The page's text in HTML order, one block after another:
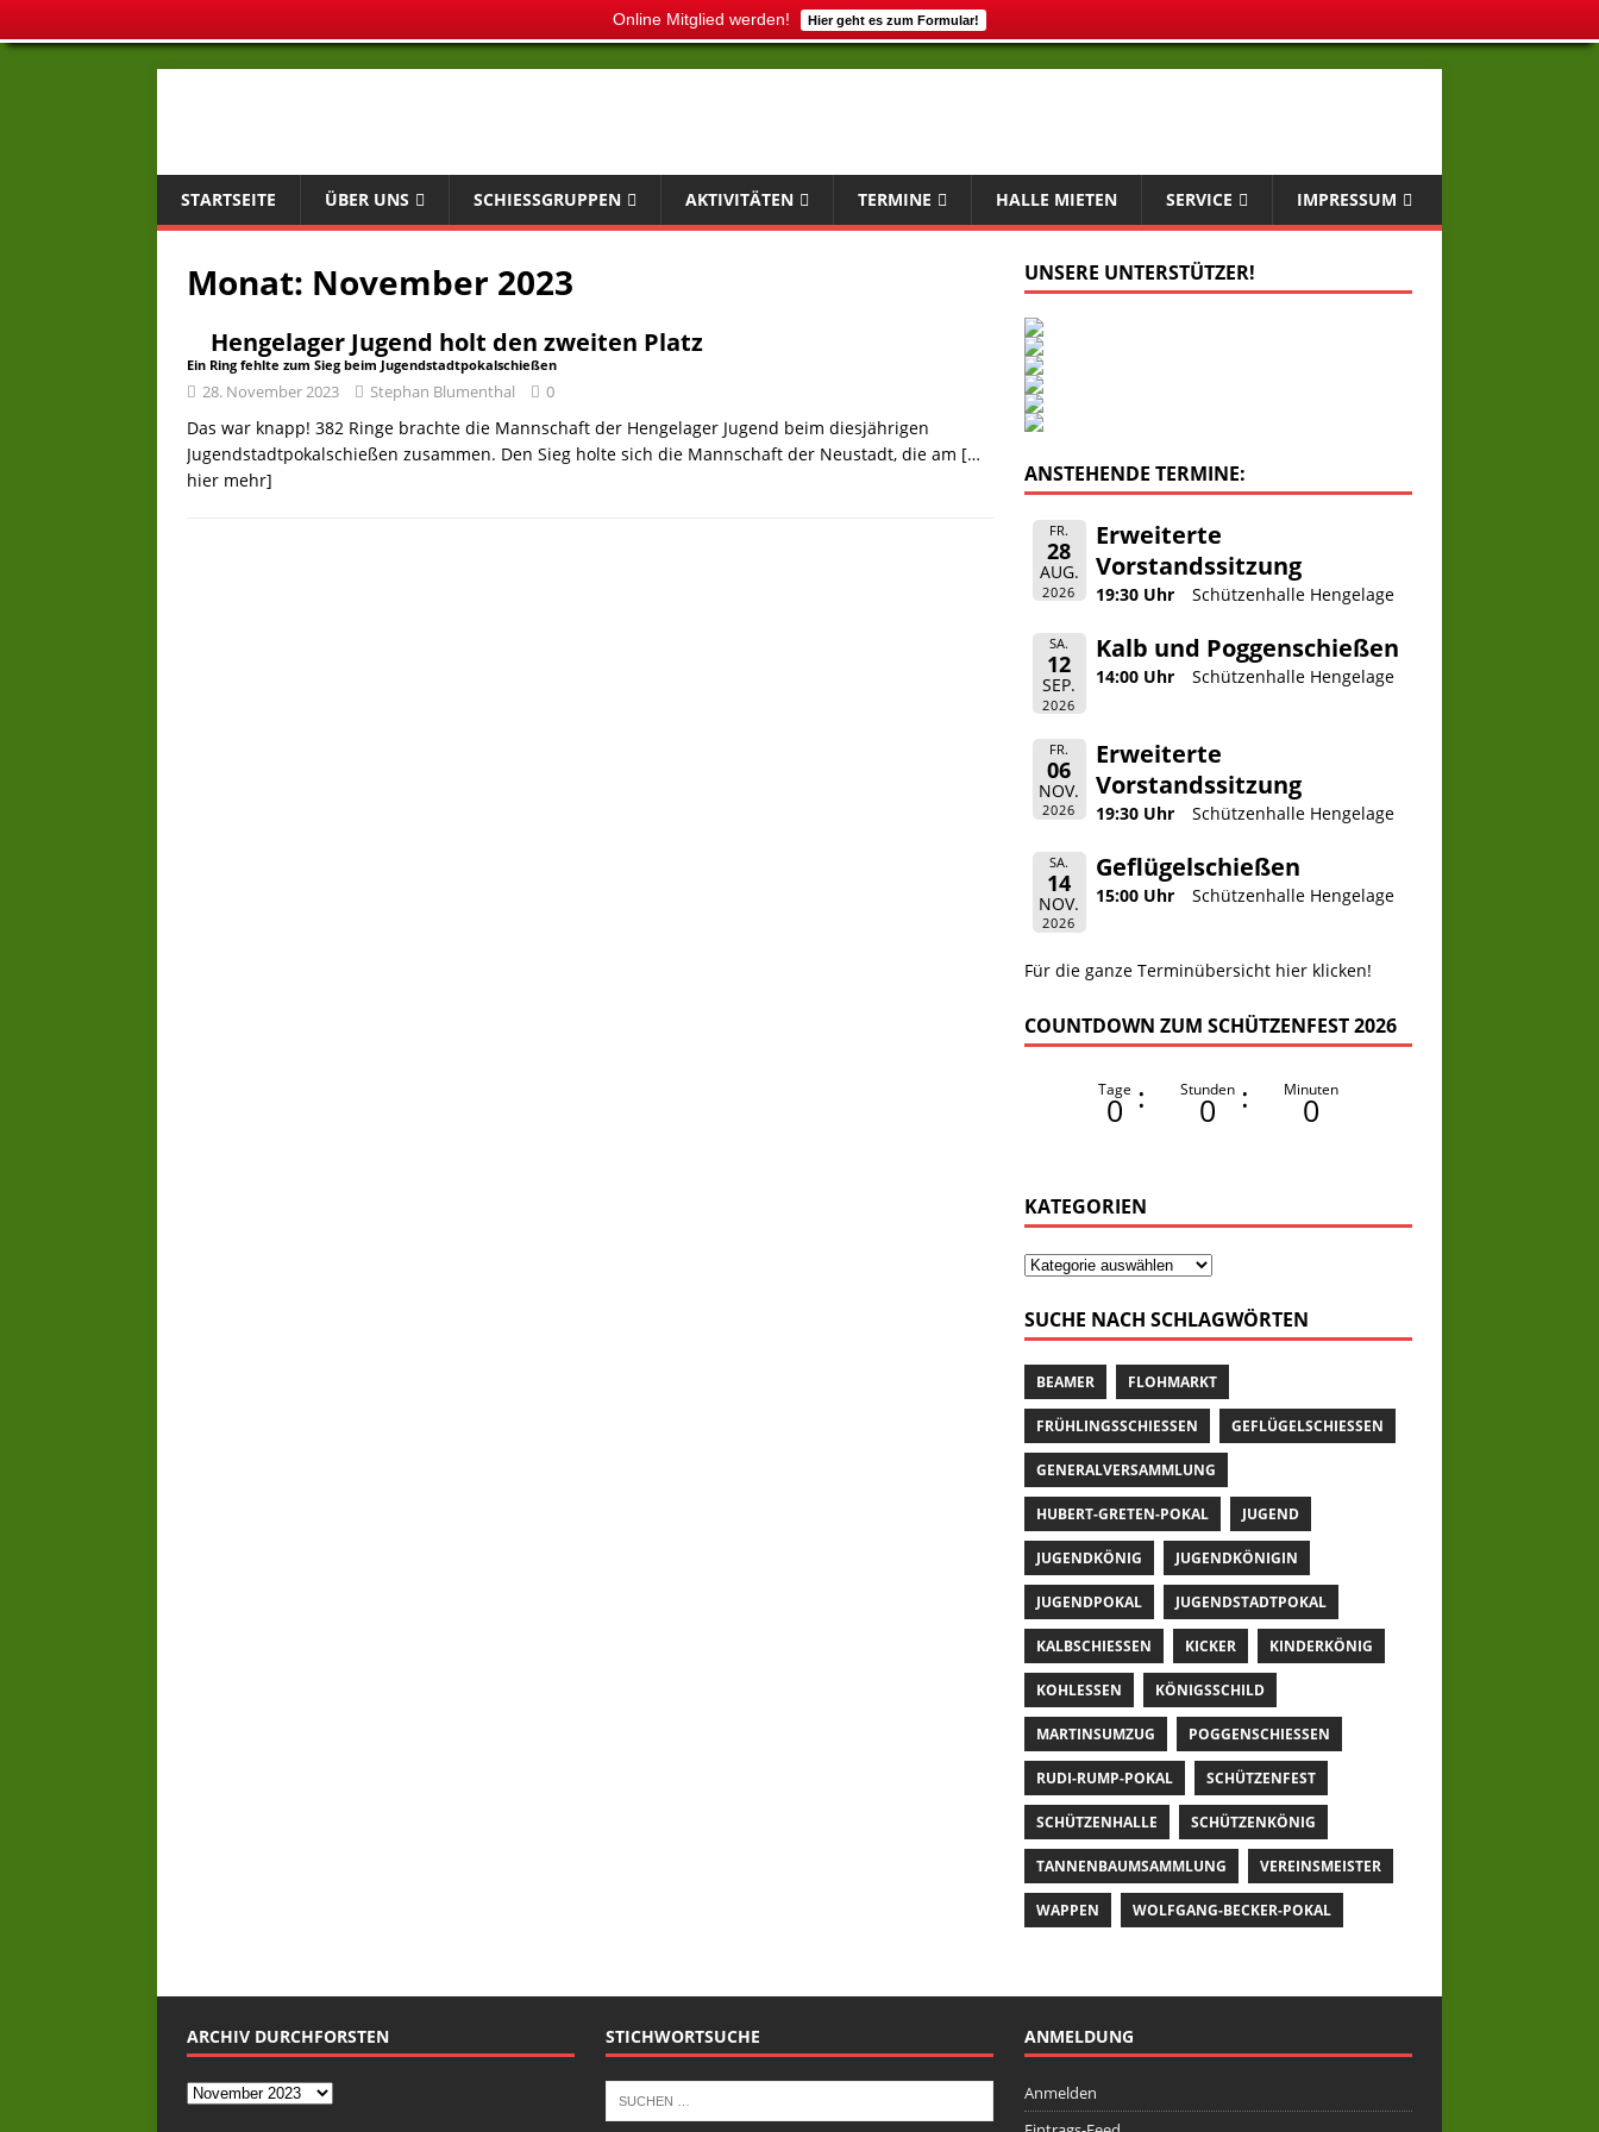
Online Mitglied werden! Hier geht es zum Formular!
STARTSEITE ÜBER UNS SCHIESSGRUPPEN AKTIVITÄTEN TERMINE HALLE MIETEN SERVICE IMPRESSUM
Monat: November 2023
Hengelager Jugend holt den zweiten Platz
Ein Ring fehlte zum Sieg beim Jugendstadtpokalschießen
28. November 2023 Stephan Blumenthal 0
Das war knapp! 382 Ringe brachte die Mannschaft der Hengelager Jugend beim diesjährigen
Jugendstadtpokalschießen zusammen. Den Sieg holte sich die Mannschaft der Neustadt, die am […
hier mehr]
UNSERE UNTERSTÜTZER!
ANSTEHENDE TERMINE:
FR.
28
AUG.
2026
Erweiterte
Vorstandssitzung
19:30 Uhr Schützenhalle Hengelage
SA.
12
SEP.
2026
Kalb und Poggenschießen
14:00 Uhr Schützenhalle Hengelage
FR.
06
NOV.
2026
Erweiterte
Vorstandssitzung
19:30 Uhr Schützenhalle Hengelage
SA.
14
NOV.
2026
Geflügelschießen
15:00 Uhr Schützenhalle Hengelage
Für die ganze Terminübersicht hier klicken!
COUNTDOWN ZUM SCHÜTZENFEST 2026
Tage
0 : Stunden
0 : Minuten
0
KATEGORIEN
SUCHE NACH SCHLAGWÖRTEN
BEAMER FLOHMARKT
FRÜHLINGSSCHIESSEN GEFLÜGELSCHIESSEN
GENERALVERSAMMLUNG
HUBERT-GRETEN-POKAL JUGEND
JUGENDKÖNIG JUGENDKÖNIGIN
JUGENDPOKAL JUGENDSTADTPOKAL
KALBSCHIESSEN KICKER KINDERKÖNIG
KOHLESSEN KÖNIGSSCHILD
MARTINSUMZUG POGGENSCHIESSEN
RUDI-RUMP-POKAL SCHÜTZENFEST
SCHÜTZENHALLE SCHÜTZENKÖNIG
TANNENBAUMSAMMLUNG VEREINSMEISTER
WAPPEN WOLFGANG-BECKER-POKAL
ARCHIV DURCHFORSTEN STICHWORTSUCHE ANMELDUNG
Anmelden